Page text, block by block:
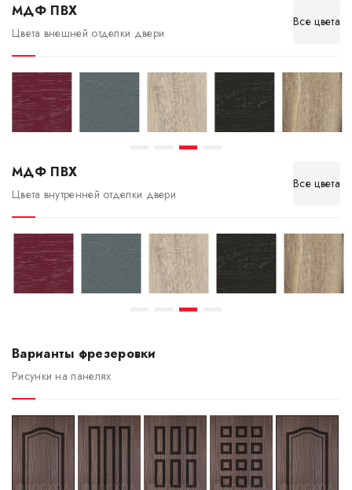
МДФ ПВХ
Цвета внешней отделки двери
Все цвета
МДФ ПВХ
Цвета внутренней отделки двери
Все цвета
Варианты фрезеровки
Рисунки на панелях